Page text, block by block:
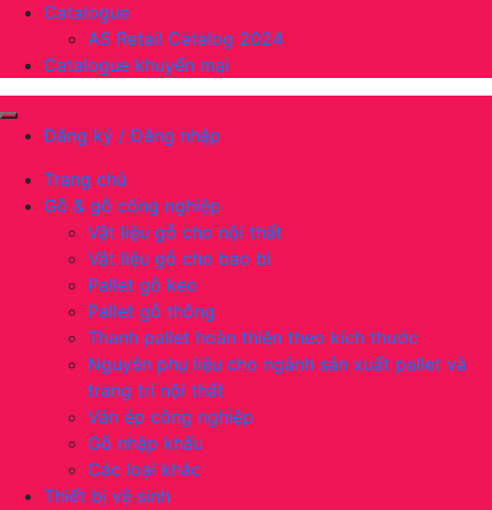
Catalogue
AS Retail Catalog 2024
Catalogue khuyến mại
Đăng ký / Đăng nhập
Trang chủ
Gỗ & gỗ công nghiệp
Vật liệu gỗ cho nội thất
Vật liệu gỗ cho bao bì
Pallet gỗ keo
Pallet gỗ thông
Thanh pallet hoàn thiện theo kích thước
Nguyên phụ liệu cho ngành sản xuất pallet và
trang trí nội thất
Ván ép công nghiệp
Gỗ nhập khẩu
Các loại khác
Thiết bị vệ sinh